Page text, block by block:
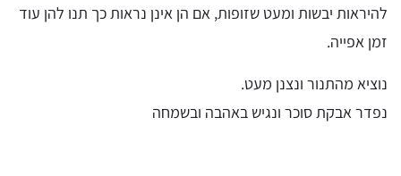
להיראות יבשות ומעט שזופות, אם הן אינן נראות כך תנו להן עוד
זמן אפייה.
נוציא מהתנור ונצנן מעט.
נפדר אבקת סוכר ונגיש באהבה ובשמחה